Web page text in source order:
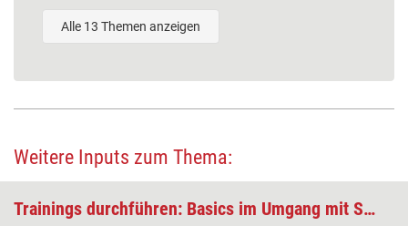
Alle 13 Themen anzeigen
Weitere Inputs zum Thema:
Trainings durchführen: Basics im Umgang mit Störungen